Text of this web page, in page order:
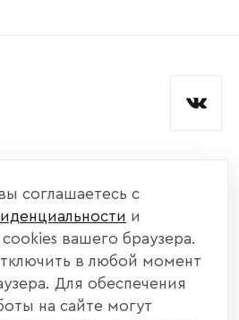
данных.
соглашаетесь с
и
вашего браузера.
в любой момент
Для обеспечения
на сайте могут